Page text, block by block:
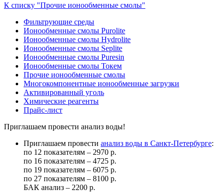
К списку "Прочие ионообменные смолы"
Фильтрующие среды
Ионообменные смолы Purolite
Ионообменные смолы Hydrolite
Ионообменные смолы Seplite
Ионообменные смолы Puresin
Ионообменные смолы Токем
Прочие ионообменные смолы
Многокомпонентные ионообменные загрузки
Активированный уголь
Химические реагенты
Прайс-лист
Приглашаем провести анализ воды!
Приглашаем провести анализ воды в Санкт-Петербурге:
по 12 показателям – 2970 р.
по 16 показателям – 4725 р.
по 19 показателям – 6075 р.
по 27 показателям – 8100 р.
БАК анализ – 2200 р.